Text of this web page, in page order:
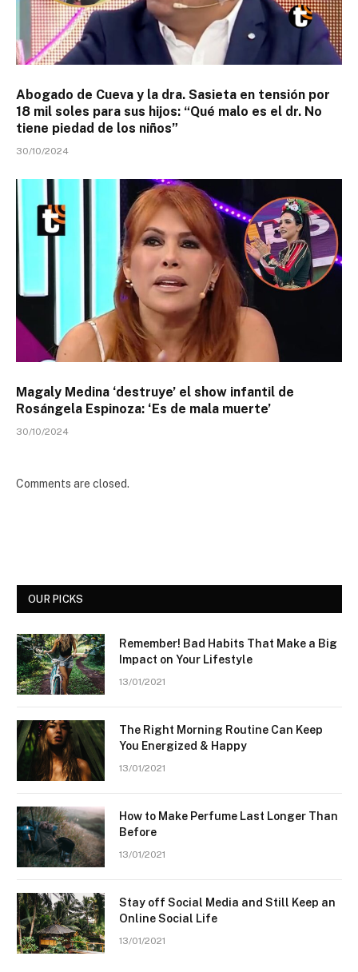
Abogado de Cueva y la dra. Sasieta en tensión por
18 mil soles para sus hijos: “Qué malo es el dr. No
tiene piedad de los niños”
30/10/2024
Magaly Medina ‘destruye’ el show infantil de
Rosángela Espinoza: ‘Es de mala muerte’
30/10/2024
Comments are closed.
OUR PICKS
Remember! Bad Habits That Make a Big
Impact on Your Lifestyle
13/01/2021
The Right Morning Routine Can Keep
You Energized & Happy
13/01/2021
How to Make Perfume Last Longer Than
Before
13/01/2021
Stay off Social Media and Still Keep an
Online Social Life
13/01/2021